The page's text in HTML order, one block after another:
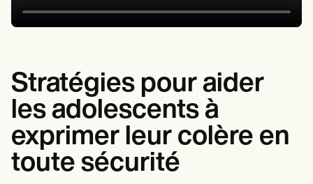
Stratégies pour aider
les adolescents à
exprimer leur colère en
toute sécurité